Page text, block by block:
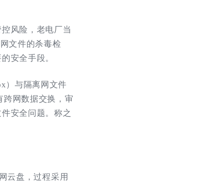
风险，老电厂当
文件的杀毒检
安全手段。
）与隔离网文件
跨网数据交换，审
安全问题。称之
云盘，过程采用